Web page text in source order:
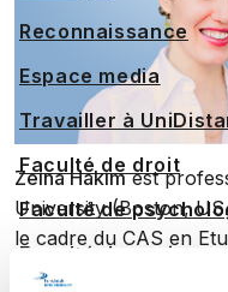
Reconnaissance
Espace media
Travailler à
Faculté de droit
Faculté de
Faculté des sciences
économiques
Zeina Hakimest
University (Boston,
le cadre du CAS en
francophones